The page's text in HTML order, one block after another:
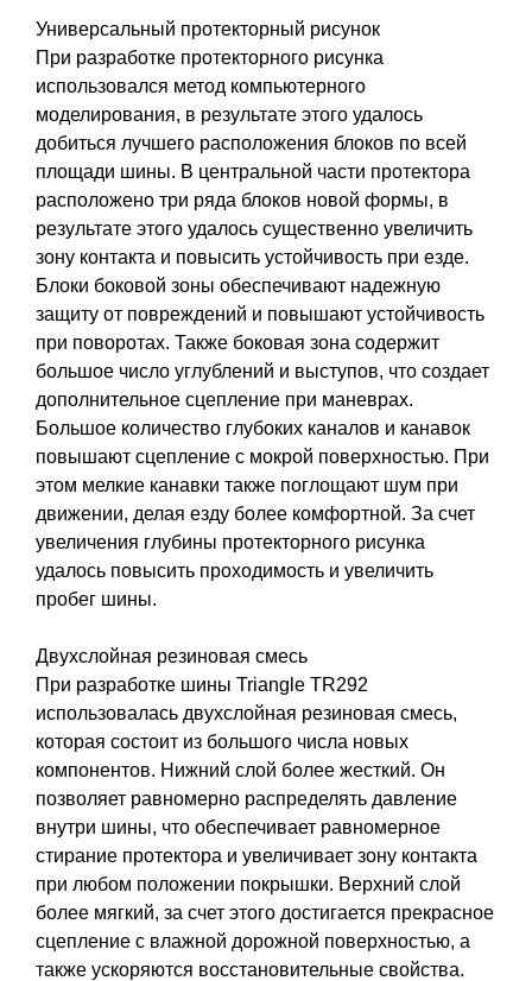
Универсальный протекторный рисунок
При разработке протекторного рисунка
использовался метод компьютерного
моделирования, в результате этого удалось
добиться лучшего расположения блоков по всей
площади шины. В центральной части протектора
расположено три ряда блоков новой формы, в
результате этого удалось существенно увеличить
зону контакта и повысить устойчивость при езде.
Блоки боковой зоны обеспечивают надежную
защиту от повреждений и повышают устойчивость
при поворотах. Также боковая зона содержит
большое число углублений и выступов, что создает
дополнительное сцепление при маневрах.
Большое количество глубоких каналов и канавок
повышают сцепление с мокрой поверхностью. При
этом мелкие канавки также поглощают шум при
движении, делая езду более комфортной. За счет
увеличения глубины протекторного рисунка
удалось повысить проходимость и увеличить
пробег шины.
Двухслойная резиновая смесь
При разработке шины Triangle TR292
использовалась двухслойная резиновая смесь,
которая состоит из большого числа новых
компонентов. Нижний слой более жесткий. Он
позволяет равномерно распределять давление
внутри шины, что обеспечивает равномерное
стирание протектора и увеличивает зону контакта
при любом положении покрышки. Верхний слой
более мягкий, за счет этого достигается прекрасное
сцепление с влажной дорожной поверхностью, а
также ускоряются восстановительные свойства.